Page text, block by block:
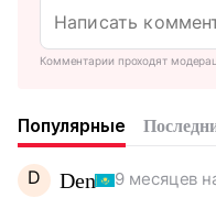
Комментарии проходят
Популярные
D Den 9 месяцев